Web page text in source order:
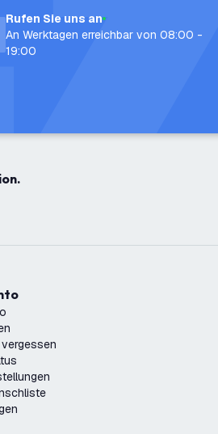
Rufen Sie uns an
An Werktagen erreichbar von 08:00 -
19:00